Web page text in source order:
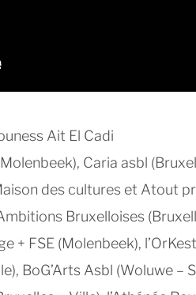
Ait El Cadi
Caria asbl
des cultures et Atout
Bruxelloises
+ FSE (Molenbeek),
BoG’Arts Asbl (Woluwe –